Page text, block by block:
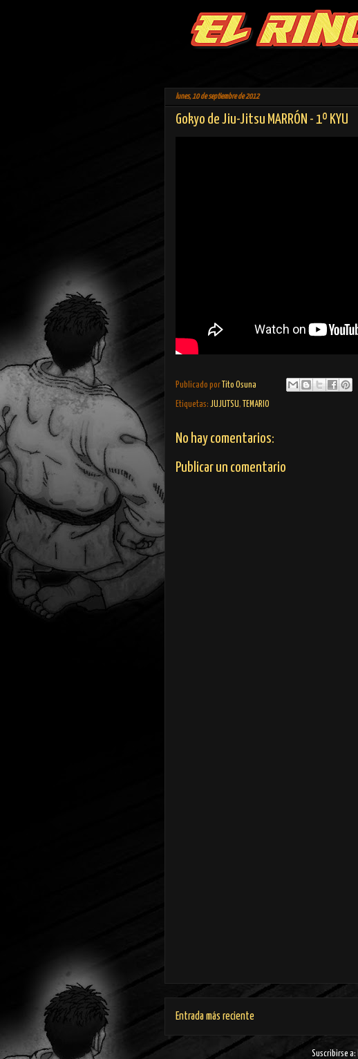
lunes, 10 de septiembre de 2012
Gokyo de Jiu-Jitsu MARRÓN - 1º KYU
Publicado por Tito Osuna
Etiquetas: JUJUTSU, TEMARIO
No hay comentarios:
Publicar un comentario
Entrada más reciente
Suscribirse a: